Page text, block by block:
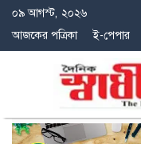
০৯ আগস্ট, ২০২৬
আজকের পত্রিকা
ই-পেপার